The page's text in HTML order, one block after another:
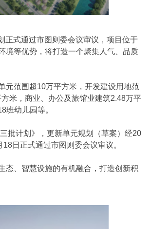
式通过市图则委会议审议，项目位于
境等优势，将打造一个聚集人气、品质
范围超10万平方米，开发建设用地范
米，商业、办公及旅馆业建筑2.48万平
班幼儿园等。
计划》，更新单元规划（草案）经20
日正式通过市图则委会议审议。
、智慧设施的有机融合，打造创新积